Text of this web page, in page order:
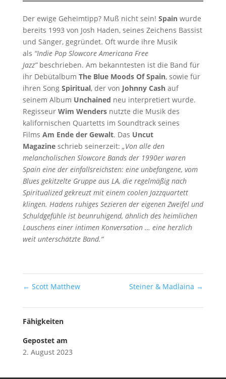
Der ewige Geheimtipp? Muß nicht sein! Spainwurde
bereits 1993 von Josh Haden, seines Zeichens Bassist
und Sänger, gegründet. Oft wurde ihre Musik
als “Indie Pop Slowcore Americana Free
Jazz”beschrieben. Am bekanntesten ist die Band für
ihr Debütalbum The Blue Moods Of Spain, sowie für
ihren Song Spiritual, der von Johnny Cashauf
seinem Album Unchained neu interpretiert wurde.
Regisseur Wim Wendersnutzte die Musik des
kalifornischen Quartetts im Soundtrack seines
Films Am Ende der Gewalt. Das Uncut
Magazineschrieb seinerzeit: „Von alle den
melancholischen Slowcore Bands der 1990er waren
Spain eine der einfallsreichsten: eine unbefangene, vom
Blues gekitzelte Gruppe aus LA, die regelmäßig nach
Spiritualized gekreuzt mit einem coolen Jazzquartett
klingen. Hadens ruhiges Sezieren der eigenen Zweifel und
Schuldgefühle ist beunruhigend, ähnlich des heimlichen
Lauschens einer intimen Konversation … eine herzlich
weit unterschätzte Band.“
← Scott Matthew Steiner & Madlaina →
Fähigkeiten
Gepostet am
2. August 2023